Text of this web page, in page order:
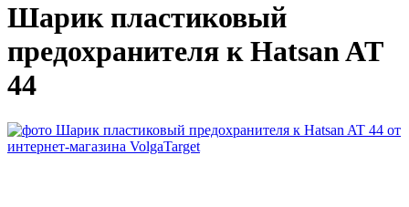
Шарик пластиковый
предохранителя к Hatsan AT
44